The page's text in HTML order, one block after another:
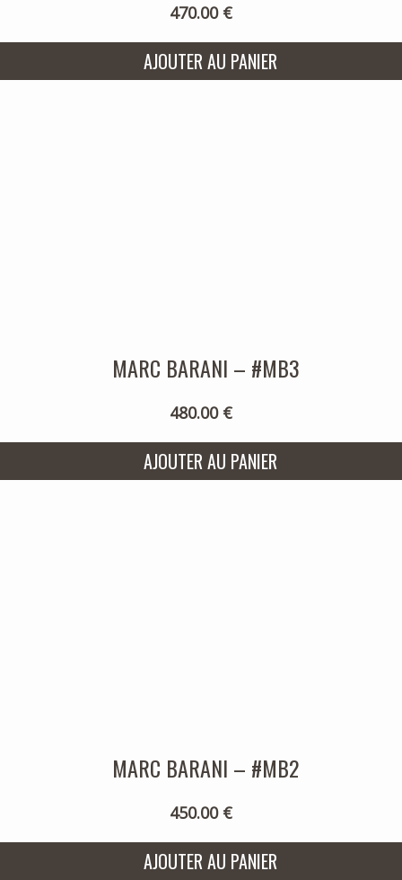
470.00 €
AJOUTER AU PANIER
MARC BARANI – #MB3
480.00 €
AJOUTER AU PANIER
MARC BARANI – #MB2
450.00 €
AJOUTER AU PANIER